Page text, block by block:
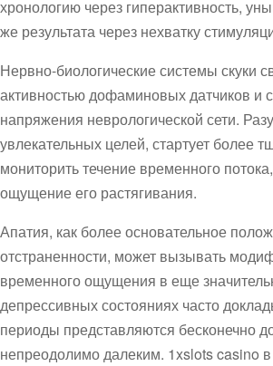
хронологию через гиперактивность,
же результата через нехватку
Нервно-биологические системы скуки
активностью дофаминовых датчиков и
напряжения неврологической сети.
увлекательных целей, стартует более
мониторить течение временного
ощущение его растягивания.
Апатия, как более основательное
отстраненности, может вызывать
временного ощущения в еще
депрессивных состояниях часто
периоды представляются бесконечно
непреодолимо далеким. 1xslots casino